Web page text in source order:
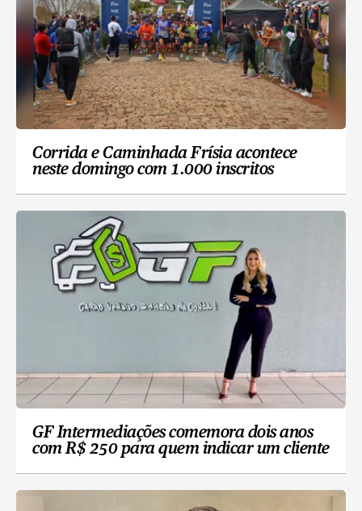
Corrida e Caminhada Frísia acontece
neste domingo com 1.000 inscritos
GF Intermediações comemora dois anos
com R$ 250 para quem indicar um cliente